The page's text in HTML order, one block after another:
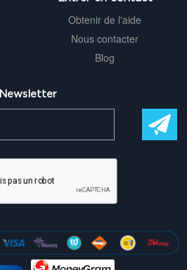
Obtenir de l'aide
Nous contacter
Blog
Newsletter